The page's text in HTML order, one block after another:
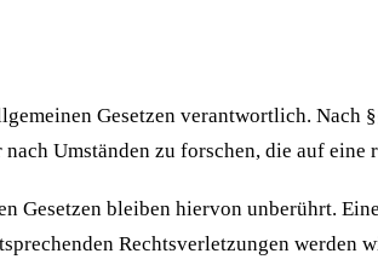
Gesetzen verantwortlich. Nach
Umständen zu forschen, die auf
bleiben hiervon unberührt.
Rechtsverletzungen werden